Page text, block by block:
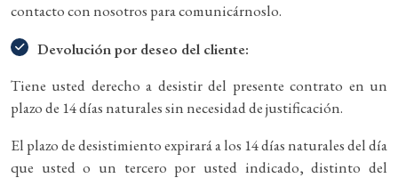
contacto con nosotros para comunicárnoslo.
Devolución por deseo del cliente:
Tiene usted derecho a desistir del presente contrato en un
plazo de 14 días naturales sin necesidad de justificación.
El plazo de desistimiento expirará a los 14 días naturales del día
que usted o un tercero por usted indicado, distinto del